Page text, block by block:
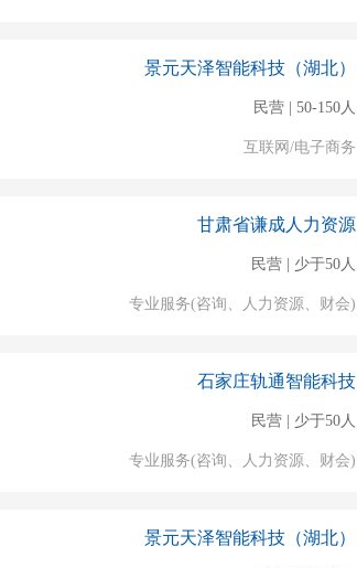
景元天泽智能科技（湖北）
民营 | 50-150人
互联网/电子商务
甘肃省谦成人力资源
民营 | 少于50人
专业服务(咨询、人力资源、财会)
石家庄轨通智能科技
民营 | 少于50人
专业服务(咨询、人力资源、财会)
景元天泽智能科技（湖北）